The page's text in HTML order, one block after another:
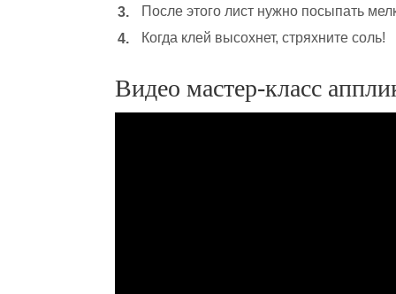
После этого лист нужно посыпать
Когда клей высохнет, стряхните соль!
Видео мастер-класс